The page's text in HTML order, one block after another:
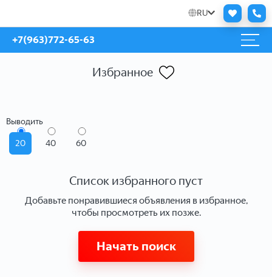
RU
+7(963)772-65-63
Избранное
Выводить
20 40 60
Список избранного пуст
Добавьте понравившиеся объявления в избранное,
чтобы просмотреть их позже.
Начать поиск